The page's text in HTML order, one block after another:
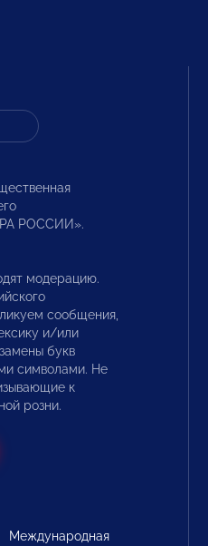
РОССИИ».
модерацию.
сообщения,
и/или
букв
символами. Не
к
розни.
Международная